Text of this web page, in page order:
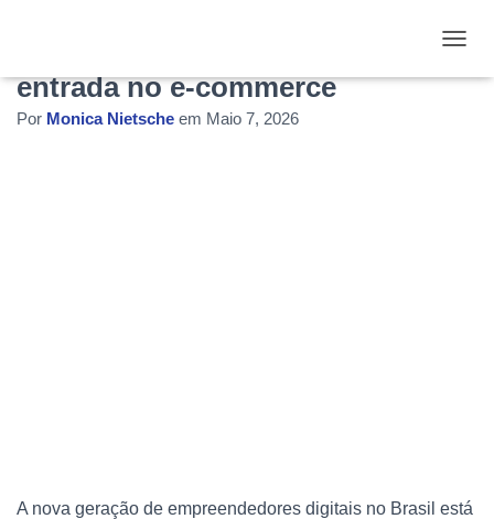
entrada no e-commerce
Por Monica Nietsche em Maio 7, 2026
A nova geração de empreendedores digitais no Brasil está